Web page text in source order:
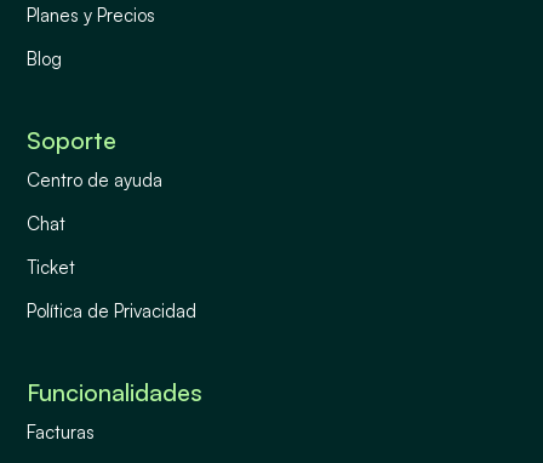
Planes y Precios
Blog
Soporte
Centro de ayuda
Chat
Ticket
Política de Privacidad
Funcionalidades
Facturas